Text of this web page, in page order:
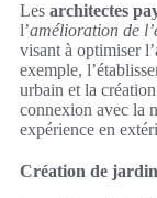
Les architectes
l’amélioration de
visant à optimiser
exemple,
urbain et la
connexion avec la
expérience en
Création de